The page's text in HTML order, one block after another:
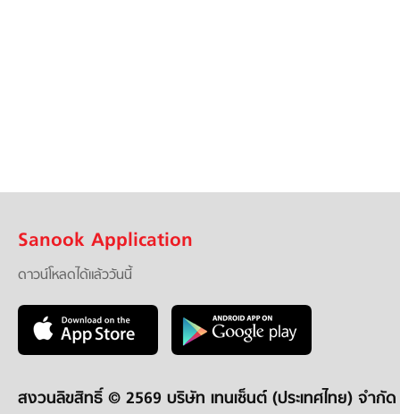
Sanook Application
ดาวน์โหลดได้แล้ววันนี้
สงวนลิขสิทธิ์ © 2569 บริษัท เทนเซ็นต์ (ประเทศไทย) จำกัด